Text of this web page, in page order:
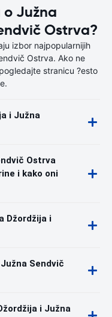
Južna
Ostrva?
izbor najpopularnijih
Ostrva. Ako ne
stranicu ?esto
i Južna
Ostrva
i kako oni
Džordžija i
Sendvič
i Južna